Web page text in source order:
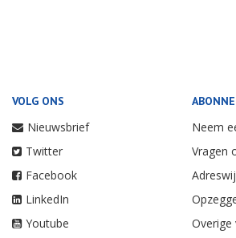
VOLG ONS
Nieuwsbrief
Twitter
Facebook
LinkedIn
Youtube
Neem
Vragen
Overige